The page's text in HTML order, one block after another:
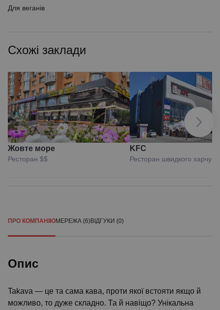
Для веганів
Схожі заклади
Жовте море
Ресторан $$
KFC
Ресторан швидкого
ПРО КОМПАНІЮМЕРЕЖА (6)ВІДГУКИ (0)
Опис
Takava — це та сама кава, проти якої встояти якщо й
можливо, то дуже складно. Та й навіщо? Унікальна